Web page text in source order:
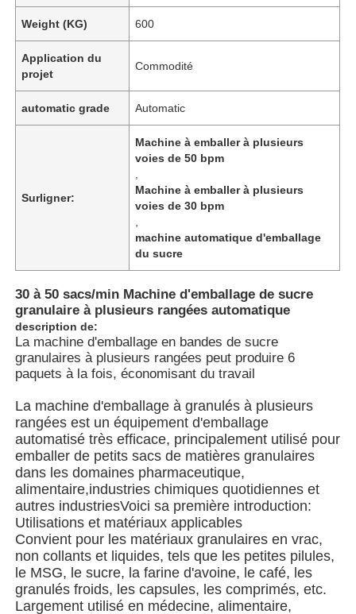
À la maison
Produits
Vidéos
Weight (KG) 600
Application du
projet
Commodité
automatic grade Automatic
Surligner:
Machine à emballer à plusieurs
voies de 50 bpm
Machine à emballer à plusieurs
voies de 30 bpm
machine automatique d'emballage
du sucre
30 à 50 sacs/min Machine d'emballage de sucre
granulaire à plusieurs rangées automatique
description de:
La machine d'emballage en bandes de sucre
granulaires à plusieurs rangées peut produire 6
paquets à la fois, économisant du travail
La machine d'emballage à granulés à plusieurs
rangées est un équipement d'emballage
automatisé très efficace, principalement utilisé pour
emballer de petits sacs de matières granulaires
dans les domaines pharmaceutique,
alimentaire,industries chimiques quotidiennes et
autres industriesVoici sa première introduction:
Utilisations et matériaux applicables
Convient pour les matériaux granulaires en vrac,
non collants et liquides, tels que les petites pilules,
le MSG, le sucre, la farine d'avoine, le café, les
granulés froids, les capsules, les comprimés, etc.
Largement utilisé en médecine, alimentaire,